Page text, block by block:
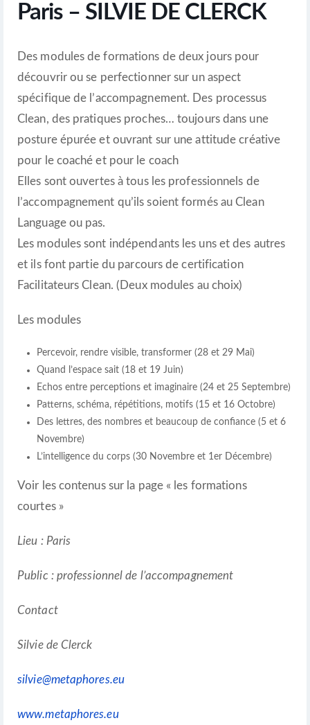
Paris – SILVIE DE CLERCK
Des modules de formations de deux jours pour
découvrir ou se perfectionner sur un aspect
spécifique de l’accompagnement. Des processus
Clean, des pratiques proches… toujours dans une
posture épurée et ouvrant sur une attitude créative
pour le coaché et pour le coach
Elles sont ouvertes à tous les professionnels de
l’accompagnement qu’ils soient formés au Clean
Language ou pas.
Les modules sont indépendants les uns et des autres
et ils font partie du parcours de certification
Facilitateurs Clean. (Deux modules au choix)
Les modules
Percevoir, rendre visible, transformer (28 et 29 Mai)
Quand l’espace sait (18 et 19 Juin)
Echos entre perceptions et imaginaire (24 et 25 Septembre)
Patterns, schéma, répétitions, motifs (15 et 16 Octobre)
Des lettres, des nombres et beaucoup de confiance (5 et 6
Novembre)
L’intelligence du corps (30 Novembre et 1er Décembre)
Voir les contenus sur la page « les formations
courtes »
Lieu : Paris
Public : professionnel de l’accompagnement
Contact
Silvie de Clerck
silvie@metaphores.eu
www.metaphores.eu